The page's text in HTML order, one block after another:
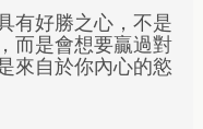
有好勝之心，不是
而是會想要贏過對
來自於你內心的慾